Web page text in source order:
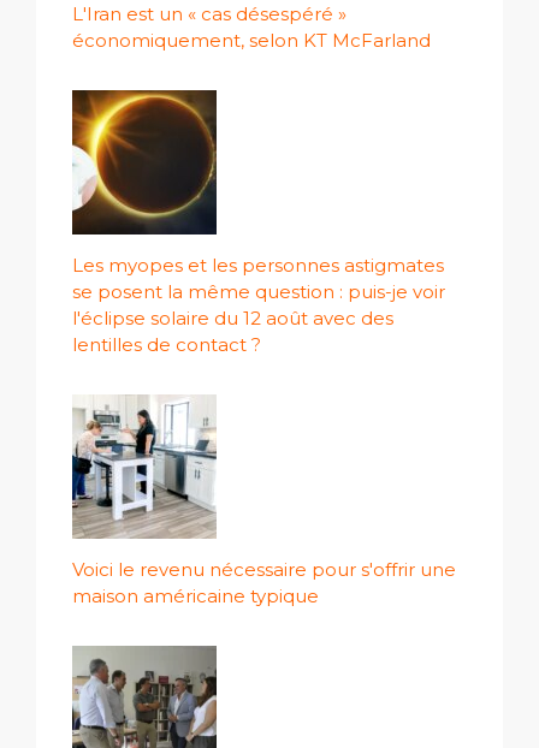
L'Iran est un « cas désespéré »
économiquement, selon KT McFarland
Les myopes et les personnes astigmates
se posent la même question : puis-je voir
l'éclipse solaire du 12 août avec des
lentilles de contact ?
Voici le revenu nécessaire pour s'offrir une
maison américaine typique